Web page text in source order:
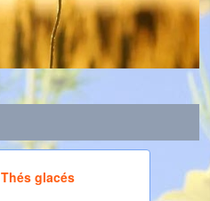
Thés glacés